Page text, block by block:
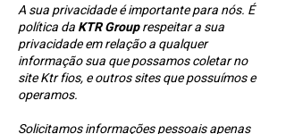
A sua privacidade é importante para nós. É
política daKTR Grouprespeitar asua
privacidade em relação a qualquer
informação sua que possamos coletar no
site Ktr fios, e outros sites que possuímos e
operamos.
Solicitamos informações pessoais apenas